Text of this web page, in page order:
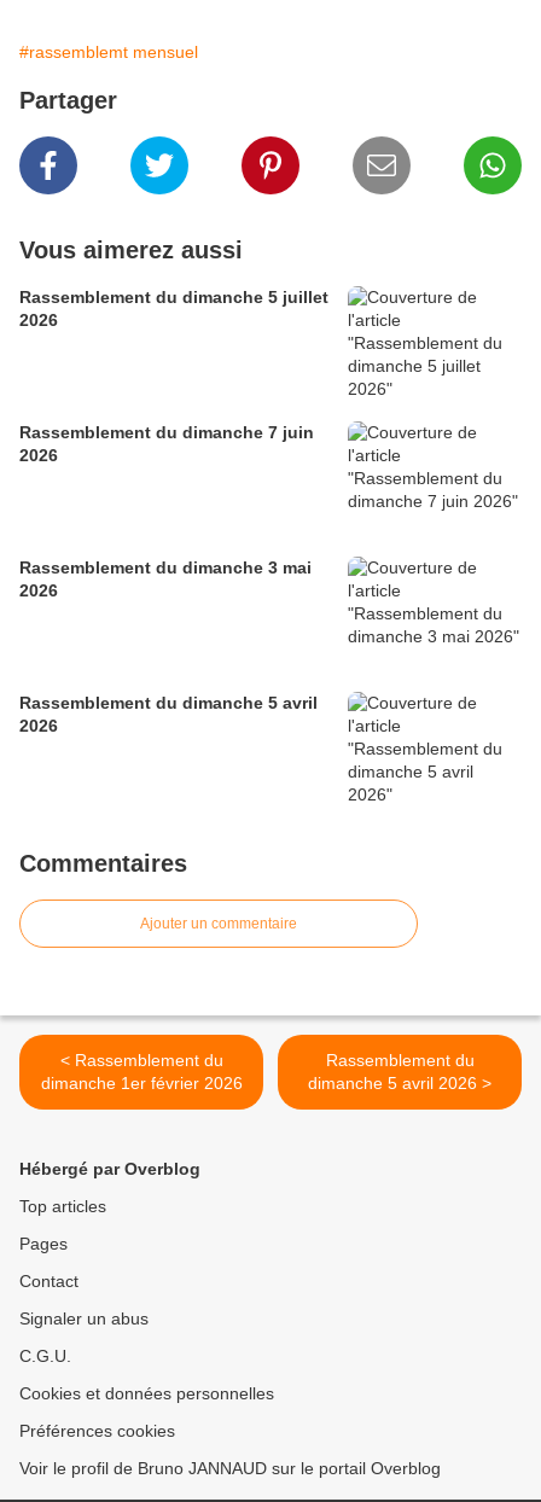
#rassemblemt mensuel
Partager
Vous aimerez aussi
Rassemblement du dimanche 5 juillet
2026
Rassemblement du dimanche 7 juin
2026
Rassemblement du dimanche 3 mai
2026
Rassemblement du dimanche 5 avril
2026
Commentaires
Ajouter un commentaire
< Rassemblement du
dimanche 1er février 2026
Rassemblement du
dimanche 5 avril 2026 >
Hébergé par Overblog
Top articles
Pages
Contact
Signaler un abus
C.G.U.
Cookies et données personnelles
Préférences cookies
Voir le profil de Bruno JANNAUD sur le portail Overblog